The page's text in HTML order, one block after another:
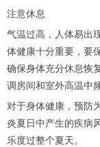
注意休息
气温过高，人体易出
体健康十分重要，要
确保身体充分休息恢
调房间和室外高温中
对于身体健康，预防
炎夏日中产生的疾病
乐度过整个夏天。